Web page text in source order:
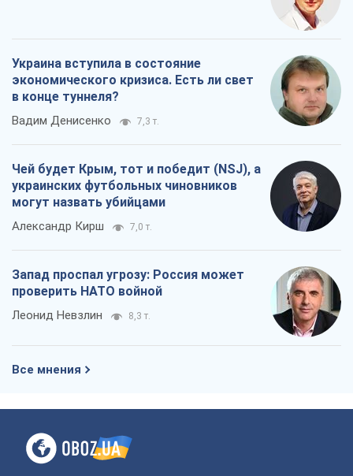
Украина вступила в состояние
экономического кризиса. Есть ли свет
в конце туннеля?
Вадим Денисенко 7,3 т.
Чей будет Крым, тот и победит (NSJ), а
украинских футбольных чиновников
могут назвать убийцами
Александр Кирш 7,0 т.
Запад проспал угрозу: Россия может
проверить НАТО войной
Леонид Невзлин 8,3 т.
Все мнения